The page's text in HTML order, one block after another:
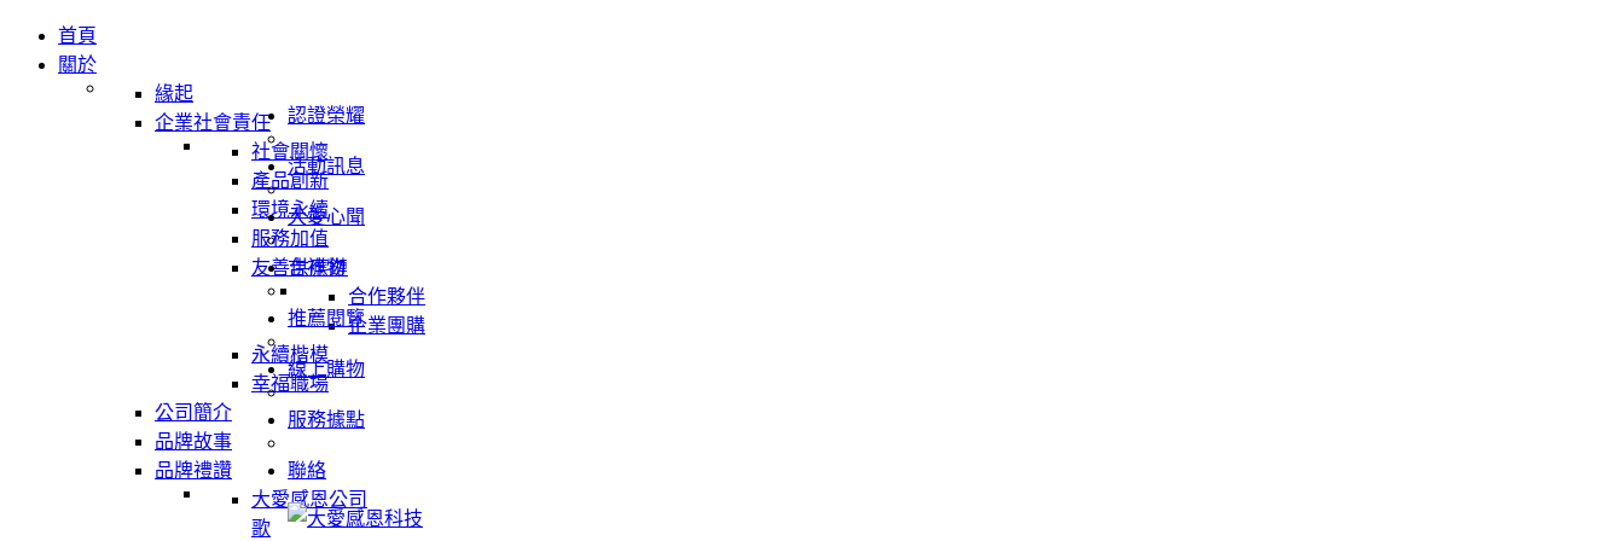
首頁
關於
緣起
企業社會責任
社會關懷
產品創新
環境永續
服務加值
友善供應鏈
合作夥伴
企業團購
永續楷模
幸福職場
公司簡介
品牌故事
品牌禮讚
大愛感恩公司
歌
認證榮耀
活動訊息
大愛心聞
吉祥物
推薦閱覽
線上購物
服務據點
聯絡